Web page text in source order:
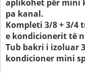
aplikohet për mini
pa kanal.
Kompleti 3/8 + 3/4
e kondicionerit të
Tub bakri i izoluar
kondicioner mini